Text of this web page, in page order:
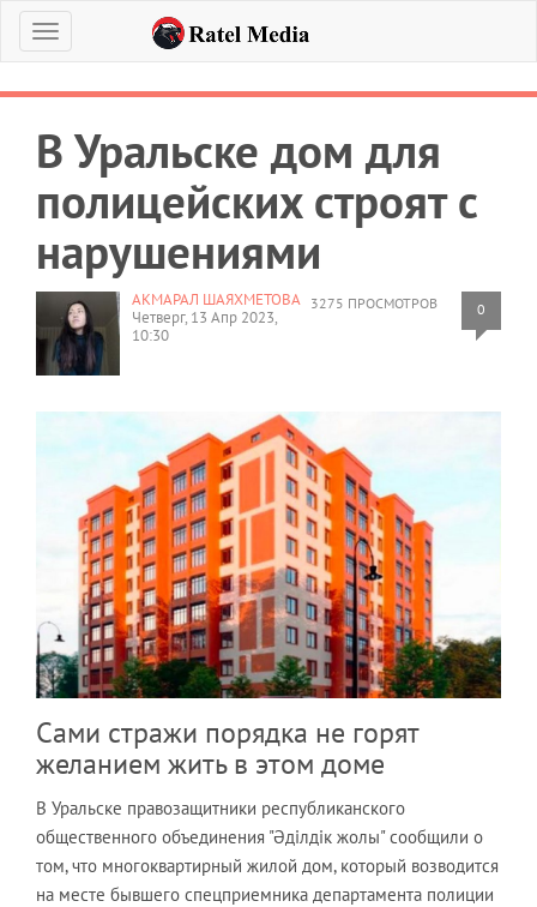
Меню
В Уральске дом для
полицейских строят с
нарушениями
3275 ПРОСМОТРОВ 0
АКМАРАЛ ШАЯХМЕТОВА
Четверг, 13 Апр 2023,
10:30
Сами стражи порядка не горят
желанием жить в этом доме
В Уральске правозащитники республиканского
общественного объединения "Әділдік жолы" сообщили о
том, что многоквартирный жилой дом, который возводится
на месте бывшего спецприемника департамента полиции